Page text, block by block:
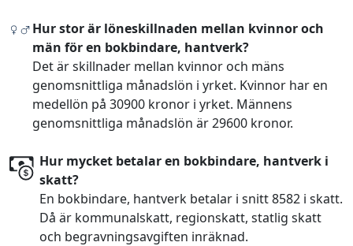
Hur stor är löneskillnaden mellan kvinnor och
män för en bokbindare, hantverk?
Det är skillnader mellan kvinnor och mäns
genomsnittliga månadslön i yrket. Kvinnor har en
medellön på 30900 kronor i yrket. Männens
genomsnittliga månadslön är 29600 kronor.
Hur mycket betalar en bokbindare, hantverk i
skatt?
En bokbindare, hantverk betalar i snitt 8582 i skatt.
Då är kommunalskatt, regionskatt, statlig skatt
och begravningsavgiften inräknad.